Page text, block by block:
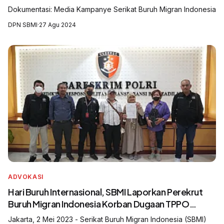
Dokumentasi: Media Kampanye Serikat Buruh Migran Indonesia
DPN SBMI·27 Agu 2024
ADVOKASI
Hari Buruh Internasional, SBMI Laporkan Perekrut
Buruh Migran Indonesia Korban Dugaan TPPO
Myanmar ke Bareskrim Polri
Jakarta, 2 Mei 2023 - Serikat Buruh Migran Indonesia (SBMI)